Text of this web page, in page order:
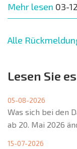
Mehr lesen 03-
Alle
Lesen Sie es
05-08-2026
Was sich bei den
ab 20. Mai 2026
15-07-2026